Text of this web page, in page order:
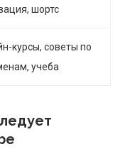
шортс
курсы, советы по
учеба